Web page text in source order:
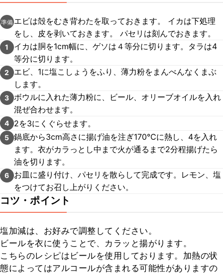
準備 エビは殻をむき背わたを取っておきます。 イカは下処理
をし、皮を剥いておきます。 パセリは刻んでおきます。
1
イカは胴を1cm幅に、ゲソは４等分に切ります。タラは4
等分に切ります。
2
エビ、1に塩こしょうをふり、薄力粉をまんべんなくまぶ
します。
3 ボウルに入れた薄力粉に、ビール、オリーブオイルを入れ
混ぜ合わせます。
4 2を3にくぐらせます。
5 鍋底から3cm高さに揚げ油を注ぎ170℃に熱し、4を入れ
ます。衣がカラっとし中まで火が通るまで2分程揚げたら
油を切ります。
6
お皿に盛り付け、パセリを散らして完成です。レモン、塩
をつけてお召し上がりください。
コツ・ポイント
塩加減は、お好みで調整してください。
ビールを衣に使うことで、カラッと揚がります。
こちらのレシピはビールを使用しております。加熱の状
態によってはアルコールが含まれる可能性がありますの